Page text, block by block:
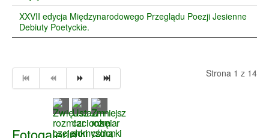
XXVII edycja Międzynarodowego Przeglądu Poezji Jesienne
Debiuty Poetyckie.
Strona 1 z 14
Fotogalerie